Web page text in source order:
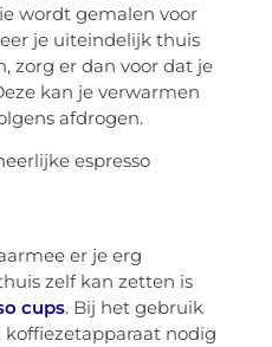
wordt gemalen voor
je uiteindelijk thuis
zorg er dan voor dat je
kan je verwarmen
afdrogen.
er je erg
zelf kan zetten is
cups. Bij het gebruik
koffiezetapparaat nodig